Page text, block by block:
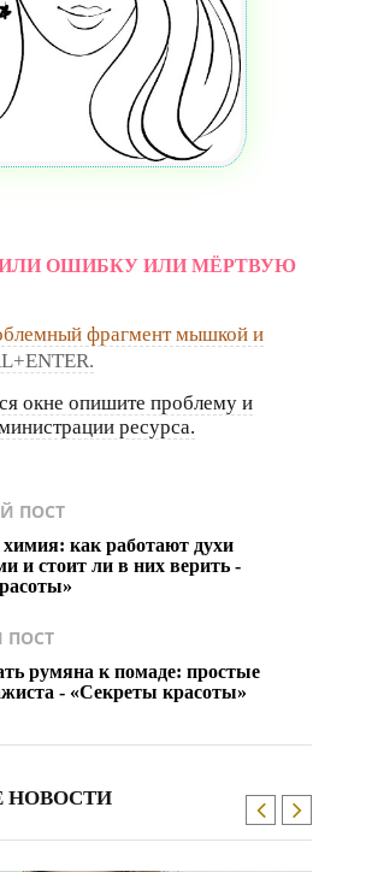
ОШИБКУ ИЛИ МЁРТВУЮ
фрагмент мышкой и
окне опишите проблему и
ресурса.
ПОСТ
как работают духи
и стоит ли в них верить -
румяна к помаде: простые
- «Секреты красоты»
НОВОСТИ